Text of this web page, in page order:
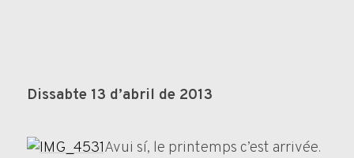
Dissabte 13 d’abril de 2013
Avui sí, le printemps c’est arrivée.